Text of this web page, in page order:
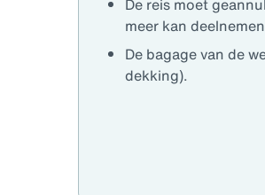
De reis moet
meer kan
De bagage van de
dekking).